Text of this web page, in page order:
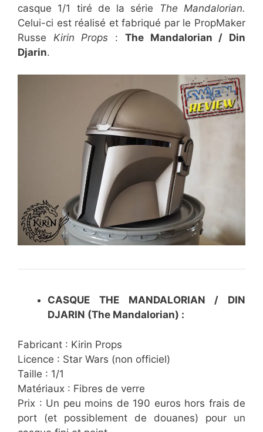
casque 1/1 tiré de la série
The Mandalorian.
Celui-ci est réalisé et fabriqué par le PropMaker
Russe Kirin Props : The Mandalorian / Din
Djarin.
CASQUE THE MANDALORIAN / DIN
DJARIN (The Mandalorian) :
Fabricant : Kirin Props
Licence : Star Wars (non officiel)
Taille : 1/1
Matériaux : Fibres de verre
Prix : Un peu moins de 190 euros hors frais de
port (et possiblement de douanes) pour un